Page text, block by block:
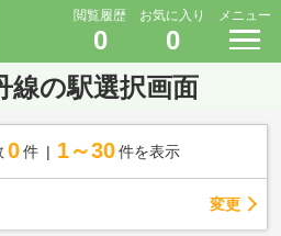
閲覧履歴
0
お気に入り
0
メニュー
線の駅選択画面
0 件 1～30 件を表示
変更